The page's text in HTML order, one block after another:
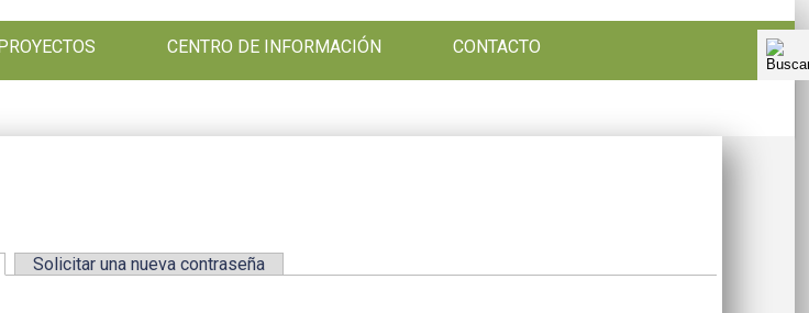
CENTRO DE INFORMACIÓN CONTACTO
activa)
Solicitar una nueva contraseña